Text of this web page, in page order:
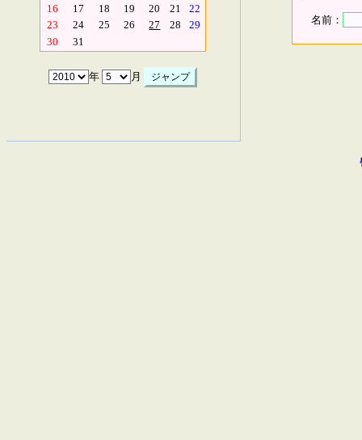
16
17 18 19 20 21
22
23
24 25 26 27 28
29
30
31
年 月
名前：